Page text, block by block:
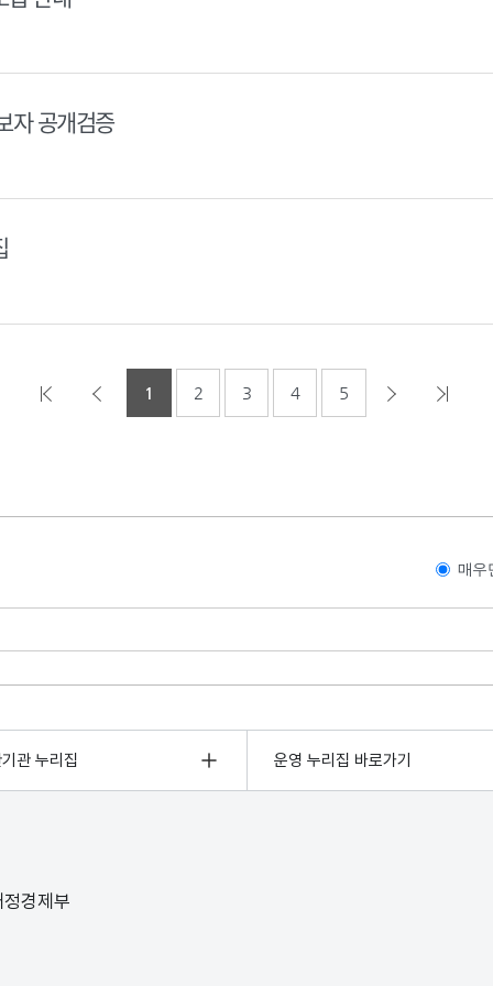
자 공개검증
1 2 3 4 5
매우
관 누리집 운영 누리집 바로가기
경제부